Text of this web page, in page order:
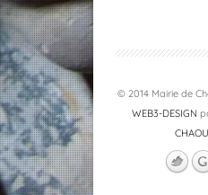
© 2014 Mairie de
WEB3-DESIGN